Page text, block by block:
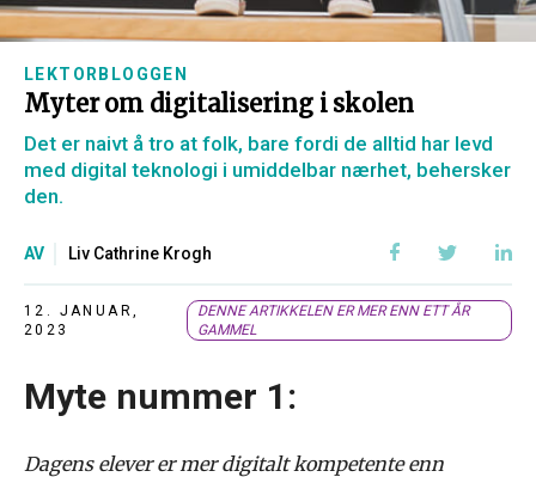
LEKTORBLOGGEN
Myter om digitalisering i skolen
Det er naivt å tro at folk, bare fordi de alltid har levd
med digital teknologi i umiddelbar nærhet, behersker
den.
AV Liv Cathrine Krogh
12. JANUAR,
2023
DENNE ARTIKKELEN ER MER ENN ETT ÅR
GAMMEL
Myte nummer 1:
Dagens elever er mer digitalt kompetente enn